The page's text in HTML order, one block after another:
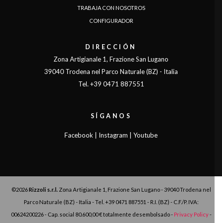
TRABAJA CON NOSOTROS
CONFIGURADOR
DIRECCIÓN
Zona Artigianale 1, Frazione San Lugano
39040 Trodena nel Parco Naturale (BZ) - Italia
Tel. +39 0471 887551
SÍGANOS
Facebook Instagram Youtube
©2026Rizzoli s.r.l. Zona Artigianale 1, Frazione San Lugano - 39040 Trodena nel
Parco Naturale (BZ) - Italia - Tel. +39 0471 887551 - R.I. (BZ) - C.F./P. IVA:
00624200226 - Cap. social 80.600,00 € totalmente desembolsado - Privacy Policy-